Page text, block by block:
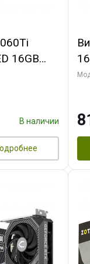
16GB
2FAN
В наличии